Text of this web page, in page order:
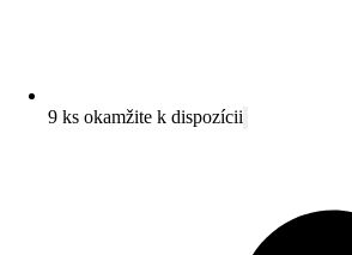
9 ks okamžite k dispozícii